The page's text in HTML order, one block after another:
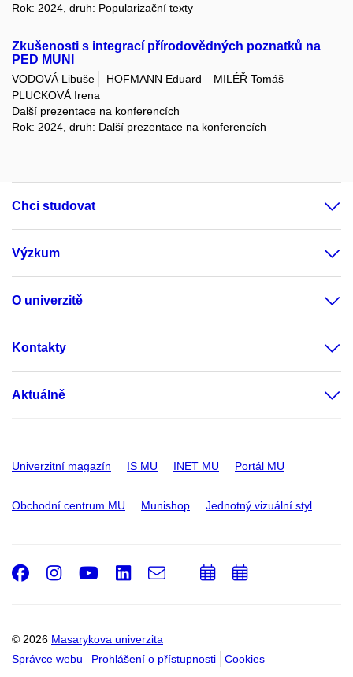
Rok: 2024, druh: Popularizační texty
Zkušenosti s integrací přírodovědných poznatků na
PED MUNI
VODOVÁ Libuše HOFMANN Eduard
MILÉŘ Tomáš
PLUCKOVÁ Irena
Další prezentace na konferencích
Rok: 2024, druh: Další prezentace na konferencích
Chci studovat
Výzkum
O univerzitě
Kontakty
Aktuálně
Univerzitní magazín IS MU INET MU Portál MU
Obchodní centrum MU Munishop Jednotný vizuální styl
© 2026 Masarykova univerzita
Správce webu
Prohlášení o přístupnosti Cookies
Facebook
Instagram
Youtube
LinkedIn
e-
PřidatPřidat